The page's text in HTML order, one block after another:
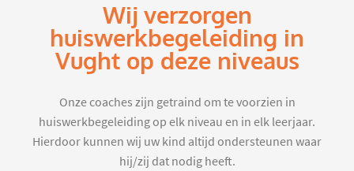
Wij verzorgen
huiswerkbegeleiding in
Vught op deze niveaus
Onze coaches zijn getraind om te voorzien in
huiswerkbegeleiding op elk niveau en in elk leerjaar.
Hierdoor kunnen wij uw kind altijd ondersteunen waar
hij/zij dat nodig heeft.